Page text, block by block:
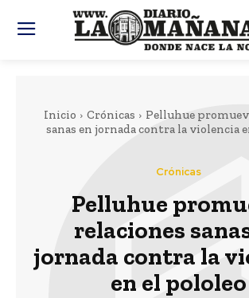
Inicio Crónicas
Pelluhue
sanas en jornada contra la violencia
Crónicas
Pelluhue
relaciones
jornada contra la
en el pololeo